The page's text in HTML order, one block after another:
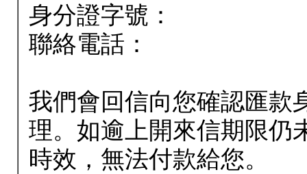
身分證字號：
聯絡電話：
我們會回信向您確認匯款
理。如逾上開來信期限仍
時效，無法付款給您。